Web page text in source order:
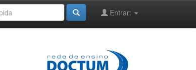
Entrar: